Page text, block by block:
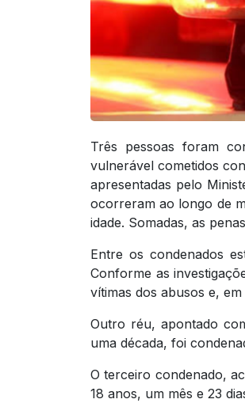
Três pessoas foram
vulnerável cometidos
apresentadas pelo
ocorreram ao longo de
idade. Somadas, as
Entre os condenados
Conforme as
vítimas dos abusos e,
Outro réu, apontado
uma década, foi
O terceiro condenado,
18 anos, um mês e 23